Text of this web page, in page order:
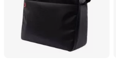
Violinen & Quartett